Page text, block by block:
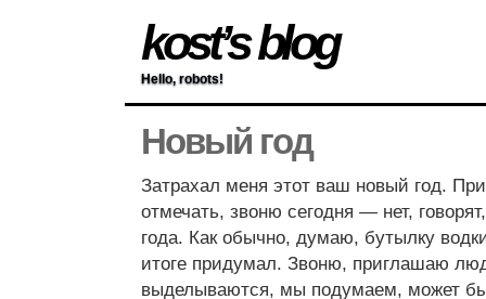
kost’s blog
Hello, robots!
Новый год
Затрахал меня этот ваш новый год.
отмечать, звоню сегодня — нет,
года. Как обычно, думаю, бутылку
итоге придумал. Звоню, приглашаю
выделываются, мы подумаем, может